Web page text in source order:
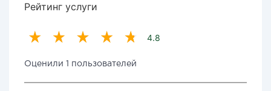
Рейтинг услуги
4.8
Оценили 1 пользователей